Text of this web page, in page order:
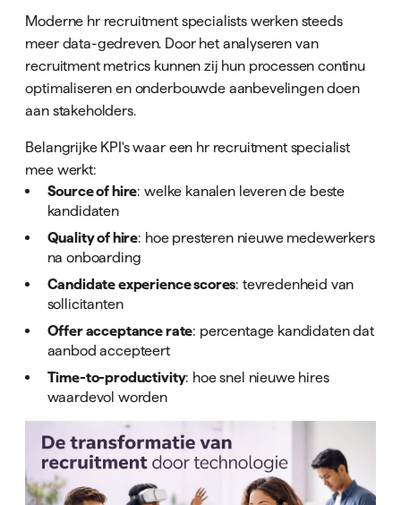
Moderne hr recruitment specialists werken steeds
meer data-gedreven. Door het analyseren van
recruitment metrics kunnen zij hun processen continu
optimaliseren en onderbouwde aanbevelingen doen
aan stakeholders.
Belangrijke KPI's waar een hr recruitment specialist
mee werkt:
Source of hire: welke kanalen leveren de beste
kandidaten
Quality of hire: hoe presteren nieuwe medewerkers
na onboarding
Candidate experience scores: tevredenheid van
sollicitanten
Offer acceptance rate: percentage kandidaten dat
aanbod accepteert
Time-to-productivity: hoe snel nieuwe hires
waardevol worden